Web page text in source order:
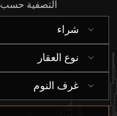
التصفية حسب Dubai Design District:
شراء
نوع العقار
غرف النوم